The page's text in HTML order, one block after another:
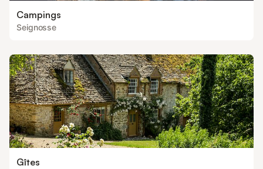
Campings
Seignosse
Gîtes